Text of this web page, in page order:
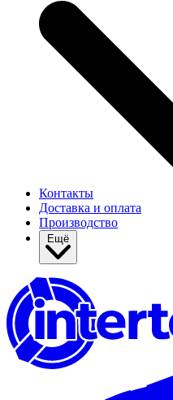
Контакты
Доставка и оплата
Производство